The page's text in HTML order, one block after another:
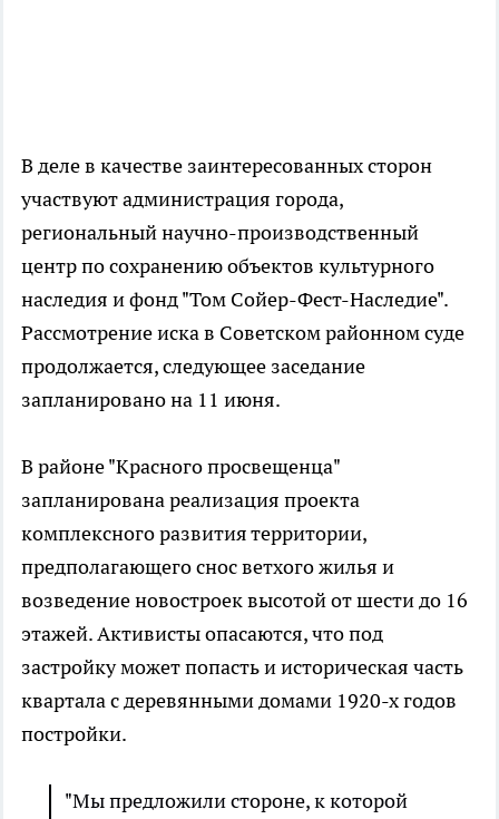
В деле в качестве заинтересованных сторон
участвуют администрация города,
региональный научно-производственный
центр по сохранению объектов культурного
наследия и фонд "Том Сойер-Фест-Наследие".
Рассмотрение иска в Советском районном суде
продолжается, следующее заседание
запланировано на 11 июня.
В районе "Красного просвещенца"
запланирована реализация проекта
комплексного развития территории,
предполагающего снос ветхого жилья и
возведение новостроек высотой от шести до 16
этажей. Активисты опасаются, что под
застройку может попасть и историческая часть
квартала с деревянными домами 1920-х годов
постройки.
"Мы предложили стороне, к которой